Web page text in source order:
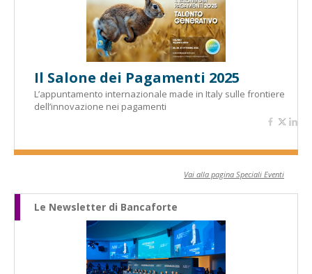
Il Salone dei Pagamenti 2025
L’appuntamento internazionale made in Italy sulle frontiere
dell’innovazione nei pagamenti
Vai alla pagina Speciali Eventi
Le Newsletter di Bancaforte